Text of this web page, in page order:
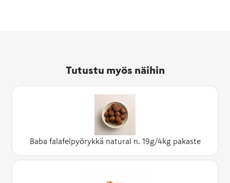
Tutustu myös näihin
Baba falafelpyörykkä natural n. 19g/4kg pakaste